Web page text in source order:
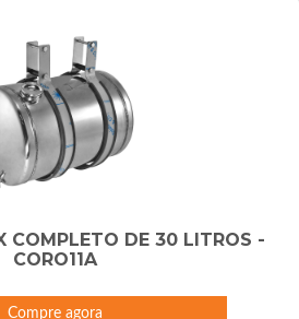
COMPLETO DE 30 LITROS -
CORO11A
Compre agora